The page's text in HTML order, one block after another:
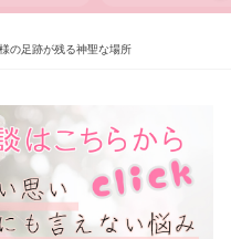
の足跡が残る神聖な場所